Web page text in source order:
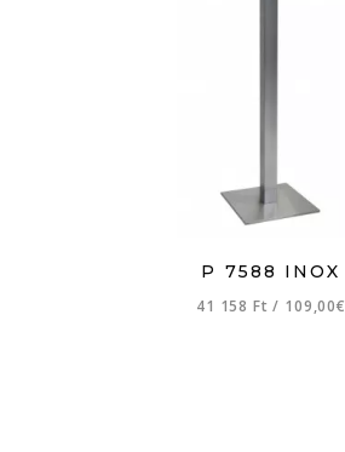
P 7588 INOX
41 158 Ft/ 109,00€